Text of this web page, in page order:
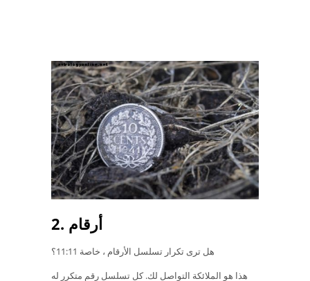
2. أرقام
هل ترى تكرار تسلسل الأرقام ، خاصة 11:11؟
هذا هو الملائكة التواصل لك. كل تسلسل رقم متكرر له